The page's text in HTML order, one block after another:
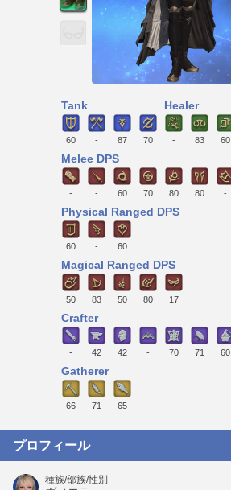
Tank
60 - 87 70
Healer
- 83 60
Melee DPS
- - 60 70 80 80 -
Physical Ranged DPS
60 - 60
Magical Ranged DPS
50 83 50 80 17
Crafter
- 42 42 - 70 71 60
Gatherer
66 71 65
プロフィール
種族/部族/性別